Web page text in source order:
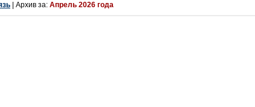
| Архив за: Апрель 2026 года